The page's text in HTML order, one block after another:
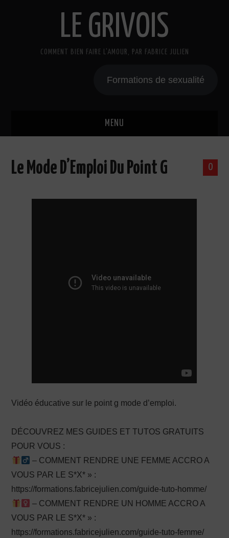
LE GRIVOIS
COMMENT BIEN FAIRE L'AMOUR, PAR FABRICE JULIEN
Formations de sexualité
MENU
A PROPOS
CADEAU
0
Le Mode D’Emploi Du Point G
Vidéo éducative sur le point g mode d’emploi.
DÉCOUVREZ MES GUIDES ET TUTOS GRATUITS
POUR VOUS :
– COMMENT RENDRE UNE FEMME ACCRO A
VOUS PAR LE S*X* » :
https://formations.fabricejulien.com/guide-tuto-homme/
– COMMENT RENDRE UN HOMME ACCRO A
VOUS PAR LE S*X* » :
https://formations.fabricejulien.com/guide-tuto-femme/